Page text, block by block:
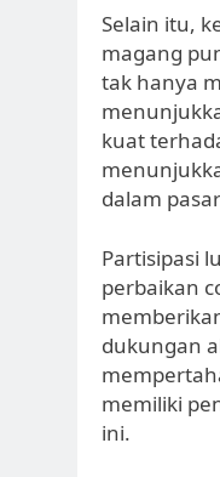
Selain itu,
magang
tak hanya
kuat
dalam
Partisipasi
perbaikan
dukungan
memiliki
ini.